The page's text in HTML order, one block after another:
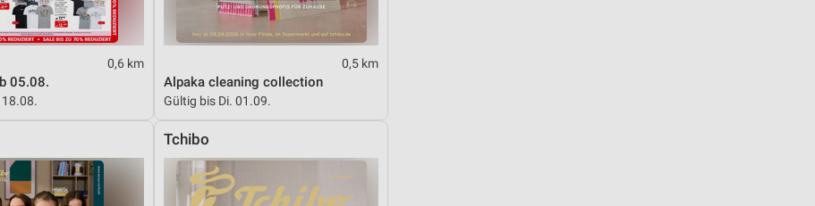
0,6 km
05.08.
0,5 km
Alpaka cleaning collection
Gültig bis Di. 01.09.
Tchibo